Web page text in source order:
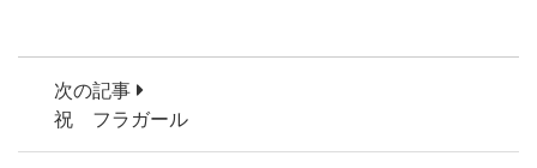
次の記事
祝 フラガール